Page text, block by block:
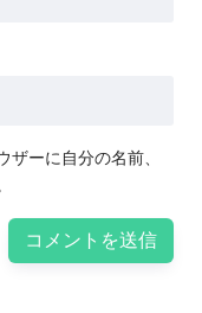
ーに自分の名前、